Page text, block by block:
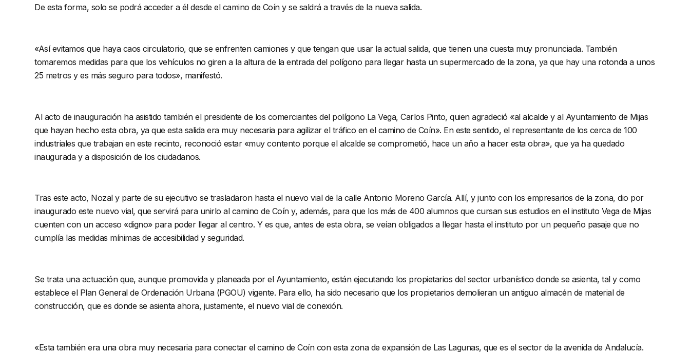
De esta forma, solo se podrá acceder a él desde el camino de Coín y se saldrá a través de la nueva salida.
«Así evitamos que haya caos circulatorio, que se enfrenten camiones y que tengan que usar la actual salida, que tienen una cuesta muy pronunciada. También
tomaremos medidas para que los vehículos no giren a la altura de la entrada del polígono para llegar hasta un supermercado de la zona, ya que hay una rotonda a unos
25 metros y es más seguro para todos», manifestó.
Al acto de inauguración ha asistido también el presidente de los comerciantes del polígono La Vega, Carlos Pinto, quien agradeció «al alcalde y al Ayuntamiento de Mijas
que hayan hecho esta obra, ya que esta salida era muy necesaria para agilizar el tráfico en el camino de Coín». En este sentido, el representante de los cerca de 100
industriales que trabajan en este recinto, reconoció estar «muy contento porque el alcalde se comprometió, hace un año a hacer esta obra», que ya ha quedado
inaugurada y a disposición de los ciudadanos.
Tras este acto, Nozal y parte de su ejecutivo se trasladaron hasta el nuevo vial de la calle Antonio Moreno García. Allí, y junto con los empresarios de la zona, dio por
inaugurado este nuevo vial, que servirá para unirlo al camino de Coín y, además, para que los más de 400 alumnos que cursan sus estudios en el instituto Vega de Mijas
cuenten con un acceso «digno» para poder llegar al centro. Y es que, antes de esta obra, se veían obligados a llegar hasta el instituto por un pequeño pasaje que no
cumplía las medidas mínimas de accesibilidad y seguridad.
Se trata una actuación que, aunque promovida y planeada por el Ayuntamiento, están ejecutando los propietarios del sector urbanístico donde se asienta, tal y como
establece el Plan General de Ordenación Urbana (PGOU) vigente. Para ello, ha sido necesario que los propietarios demolieran un antiguo almacén de material de
construcción, que es donde se asienta ahora, justamente, el nuevo vial de conexión.
«Esta también era una obra muy necesaria para conectar el camino de Coín con esta zona de expansión de Las Lagunas, que es el sector de la avenida de Andalucía.